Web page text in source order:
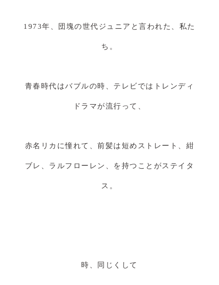
1973年、団塊の世代ジュニアと言われた、私た
ち。
青春時代はバブルの時、テレビではトレンディ
ドラマが流行って、
赤名リカに憧れて、前髪は短めストレート、紺
ブレ、ラルフローレン、を持つことがステイタ
ス。
時、同じくして